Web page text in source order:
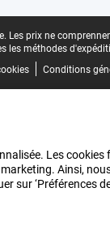
Les prix ne
les méthodes
Conditions
Les
Ainsi,
‘Préférences